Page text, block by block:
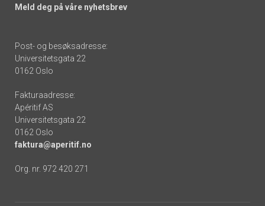
Meld deg på våre nyhetsbrev
Post- og besøksadresse:
Universitetsgata 22
0162 Oslo
Fakturaadresse:
Apéritif AS
Universitetsgata 22
0162 Oslo
faktura@aperitif.no
Org. nr. 972 420 271